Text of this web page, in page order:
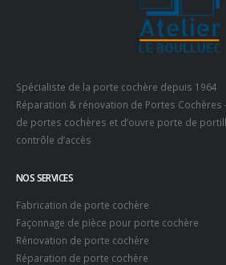
Spécialiste de la porte cochère depuis 1964
Réparation & rénovation de Portes
de portes cochères et d’ouvre porte de
contrôle d’accès
NOS SERVICES
Fabrication de porte cochère
Façonnage de pièce pour porte cochère
Rénovation de porte cochère
Réparation de porte cochère